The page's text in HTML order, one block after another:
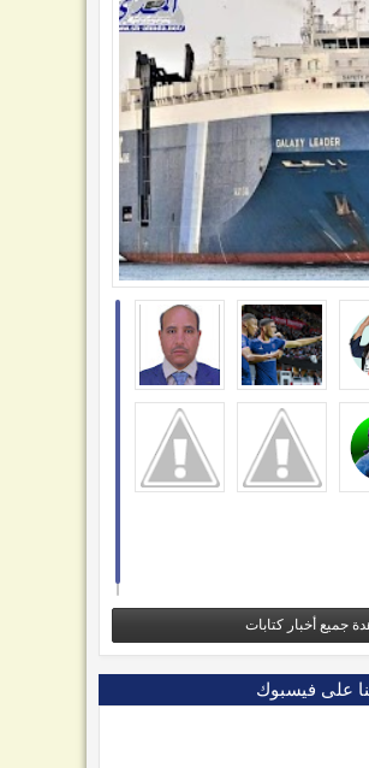
جميع أخبار كتابات
على فيسبوك